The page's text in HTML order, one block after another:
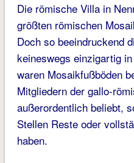
Die römische Villa in
größten römischen
Doch so beeindruckend
keineswegs einzigartig
waren Mosaikfußböden
Mitgliedern der gallo-
außerordentlich beliebt,
Stellen Reste oder
haben.